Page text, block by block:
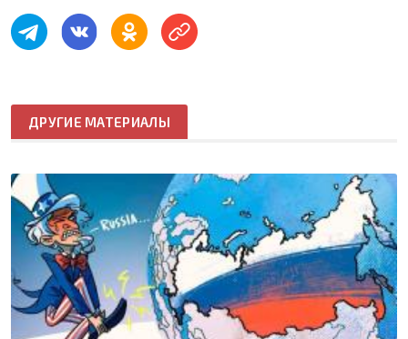
ДРУГИЕ МАТЕРИАЛЫ